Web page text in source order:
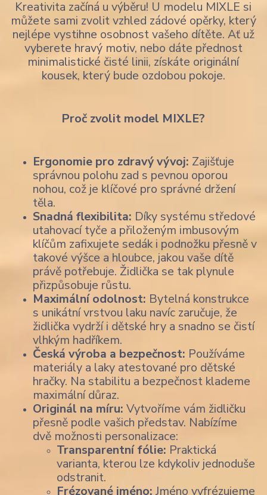
Kreativita začíná u výběru! U modelu MIXLE si
můžete sami zvolit vzhled zádové opěrky, který
nejlépe vystihne osobnost vašeho dítěte. Ať už
vyberete hravý motiv, nebo dáte přednost
minimalistické čisté linii, získáte originální
kousek, který bude ozdobou pokoje.
Proč zvolit model MIXLE?
Ergonomie pro zdravý vývoj: Zajišťuje
správnou polohu zad s pevnou oporou
nohou, což je klíčové pro správné držení
těla.
Snadná flexibilita: Díky systému středové
utahovací tyče a přiloženým imbusovým
klíčům zafixujete sedák i podnožku přesně v
takové výšce a hloubce, jakou vaše dítě
právě potřebuje. Židlička se tak plynule
přizpůsobuje růstu.
Maximální odolnost: Bytelná konstrukce
s unikátní vrstvou laku navíc zaručuje, že
židlička vydrží i dětské hry a snadno se čistí
vlhkým hadříkem.
Česká výroba a bezpečnost: Používáme
materiály a laky atestované pro dětské
hračky. Na stabilitu a bezpečnost klademe
maximální důraz.
Originál na míru: Vytvoříme vám židličku
přesně podle vašich představ. Nabízíme
dvě možnosti personalizace:
Transparentní fólie: Praktická
varianta, kterou lze kdykoliv jednoduše
odstranit.
Frézované jméno:Jméno vyfrézujeme